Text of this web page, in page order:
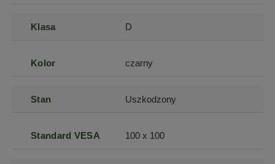
Klasa D
Kolor czarny
Stan Uszkodzony
Standard VESA 100 x 100